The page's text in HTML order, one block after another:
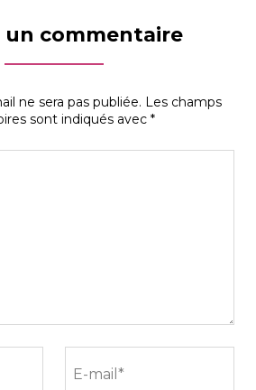
un commentaire
ne sera pas publiée. Les champs
sont indiqués avec *